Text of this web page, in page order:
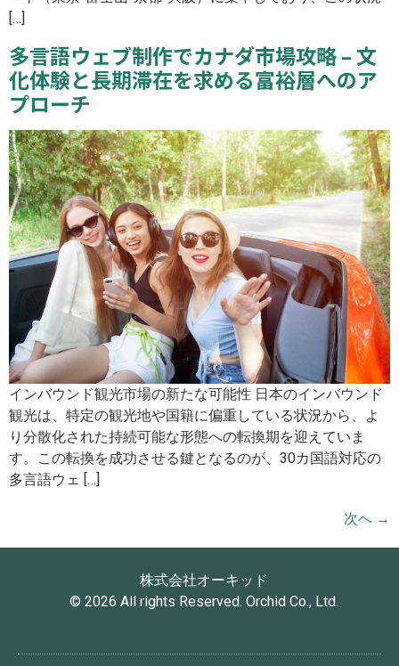
[…]
多言語ウェブ制作でカナダ市場攻略 – 文
化体験と長期滞在を求める富裕層へのア
プローチ
インバウンド観光市場の新たな可能性 日本のインバウンド
観光は、特定の観光地や国籍に偏重している状況から、よ
り分散化された持続可能な形態への転換期を迎えていま
す。この転換を成功させる鍵となるのが、30カ国語対応の
多言語ウェ […]
次へ →
株式会社オーキッド
© 2026 All rights Reserved. Orchid Co., Ltd.